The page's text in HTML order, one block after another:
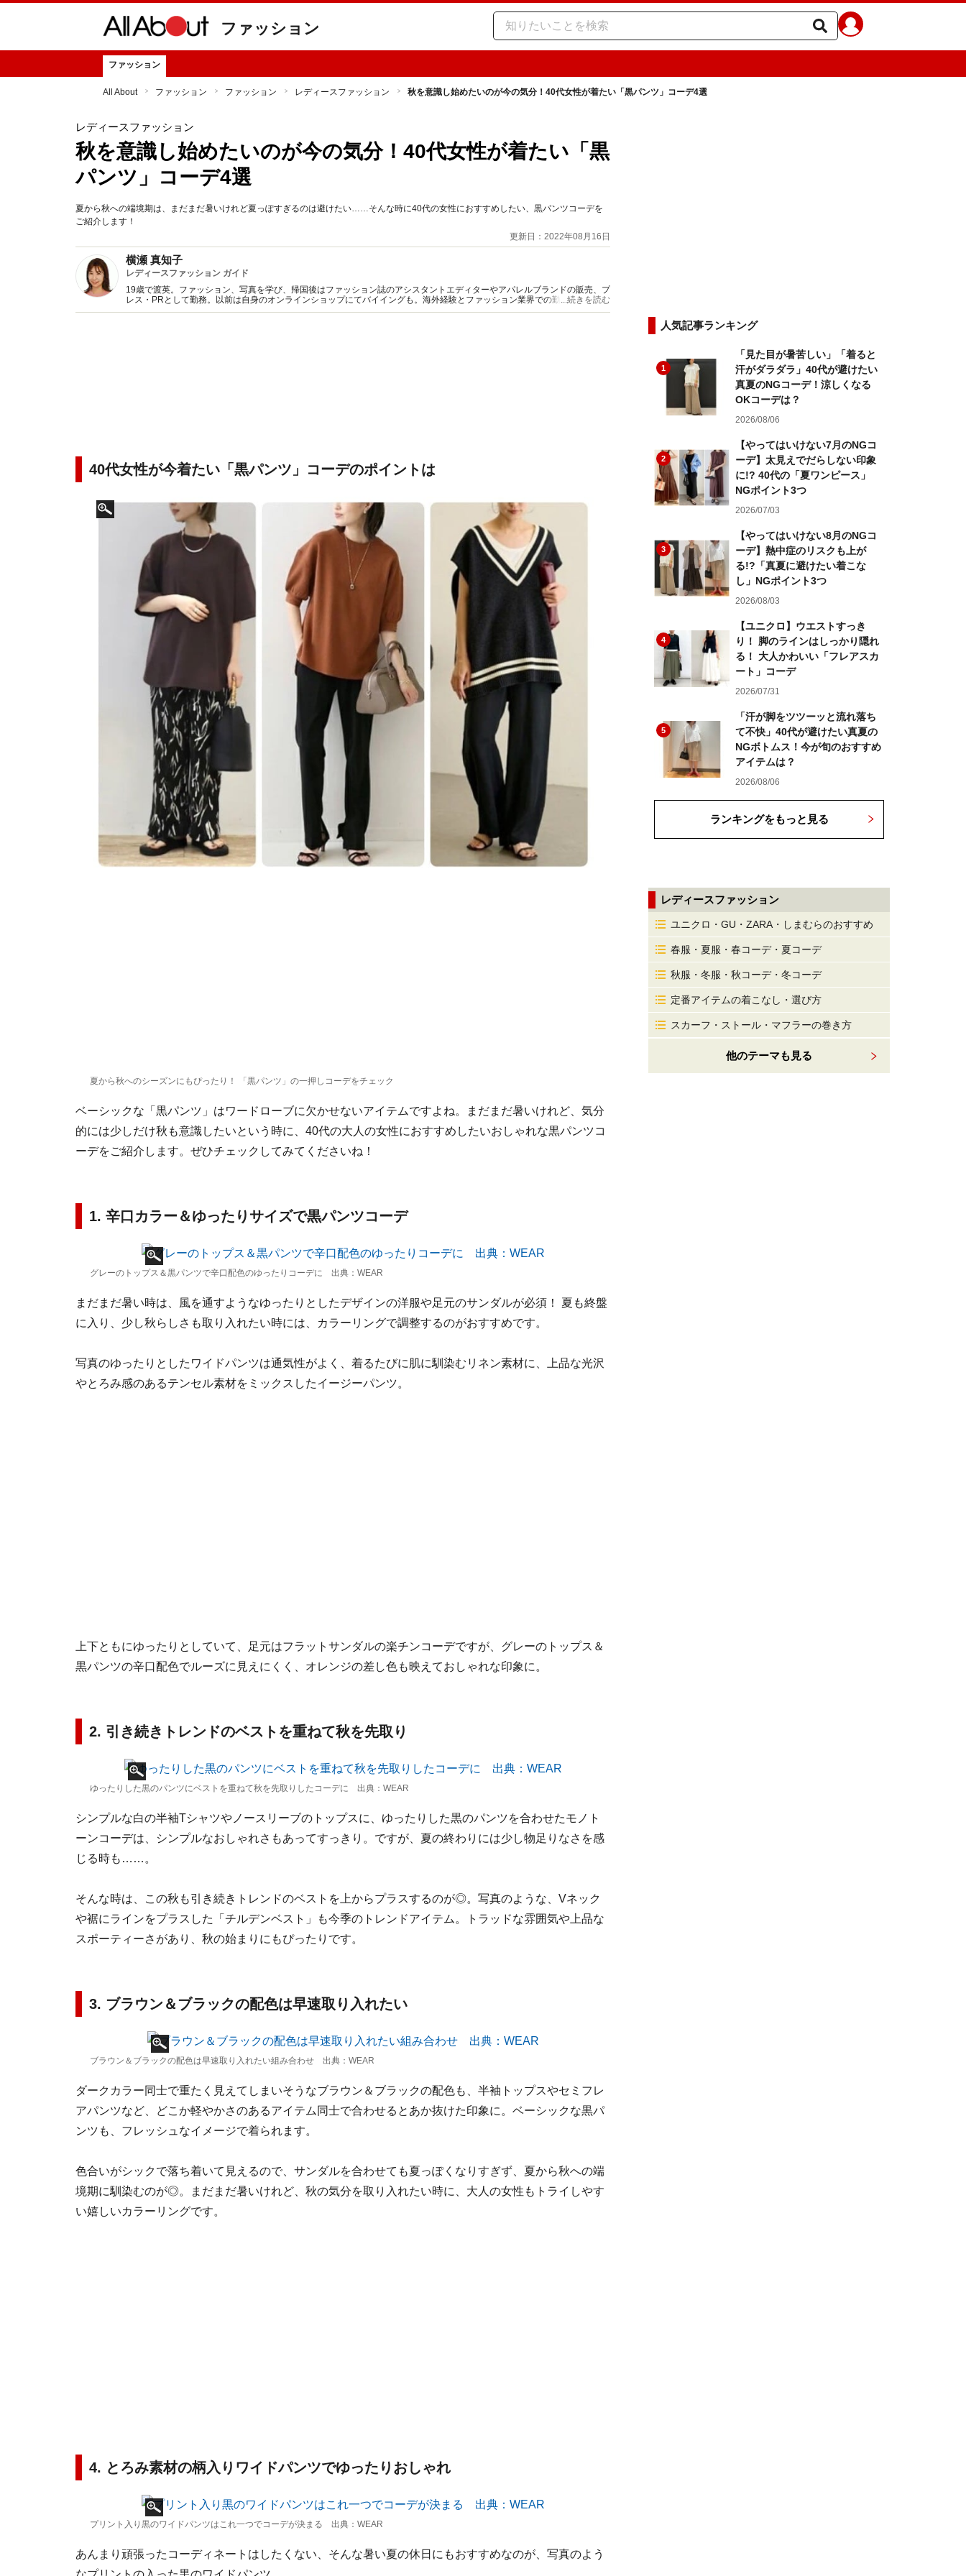
ファッション
ファッション
All About ファッション ファッション レディースファッション 秋を意識し始めたいのが今の気分！40代女性が着たい「黒パンツ」コーデ4選
レディースファッション
秋を意識し始めたいのが今の気分！40代女性が着たい「黒
パンツ」コーデ4選
夏から秋への端境期は、まだまだ暑いけれど夏っぽすぎるのは避けたい……そんな時に40代の女性におすすめしたい、黒パンツコーデを
ご紹介します！
更新日：2022年08月16日
横瀬 真知子
レディースファッション ガイド
19歳で渡英。ファッション、写真を学び、帰国後はファッション誌のアシスタントエディターやアパレルブランドの販売、プ
レス・PRとして勤務。以前は自身のオンラインショップにてバイイングも。海外経験とファッション業界での勤務経験から
得た知識をもとに、フレッシュなファッション情報をご提供します。
...続きを読む
40代女性が今着たい「黒パンツ」コーデのポイントは
夏から秋へのシーズンにもぴったり！ 「黒パンツ」の一押しコーデをチェック
ベーシックな「黒パンツ」はワードローブに欠かせないアイテムですよね。まだまだ暑いけれど、気分
的には少しだけ秋も意識したいという時に、40代の大人の女性におすすめしたいおしゃれな黒パンツコ
ーデをご紹介します。ぜひチェックしてみてくださいね！
1. 辛口カラー＆ゆったりサイズで黒パンツコーデ
グレーのトップス＆黒パンツで辛口配色のゆったりコーデに 出典：WEAR
まだまだ暑い時は、風を通すようなゆったりとしたデザインの洋服や足元のサンダルが必須！ 夏も終盤
に入り、少し秋らしさも取り入れたい時には、カラーリングで調整するのがおすすめです。
写真のゆったりとしたワイドパンツは通気性がよく、着るたびに肌に馴染むリネン素材に、上品な光沢
やとろみ感のあるテンセル素材をミックスしたイージーパンツ。
上下ともにゆったりとしていて、足元はフラットサンダルの楽チンコーデですが、グレーのトップス＆
黒パンツの辛口配色でルーズに見えにくく、オレンジの差し色も映えておしゃれな印象に。
2. 引き続きトレンドのベストを重ねて秋を先取り
ゆったりした黒のパンツにベストを重ねて秋を先取りしたコーデに 出典：WEAR
シンプルな白の半袖Tシャツやノースリーブのトップスに、ゆったりした黒のパンツを合わせたモノト
ーンコーデは、シンプルなおしゃれさもあってすっきり。ですが、夏の終わりには少し物足りなさを感
じる時も……。
そんな時は、この秋も引き続きトレンドのベストを上からプラスするのが◎。写真のような、Vネック
や裾にラインをプラスした「チルデンベスト」も今季のトレンドアイテム。トラッドな雰囲気や上品な
スポーティーさがあり、秋の始まりにもぴったりです。
3. ブラウン＆ブラックの配色は早速取り入れたい
ブラウン＆ブラックの配色は早速取り入れたい組み合わせ 出典：WEAR
ダークカラー同士で重たく見えてしまいそうなブラウン＆ブラックの配色も、半袖トップスやセミフレ
アパンツなど、どこか軽やかさのあるアイテム同士で合わせるとあか抜けた印象に。ベーシックな黒パ
ンツも、フレッシュなイメージで着られます。
色合いがシックで落ち着いて見えるので、サンダルを合わせても夏っぽくなりすぎず、夏から秋への端
境期に馴染むのが◎。まだまだ暑いけれど、秋の気分を取り入れたい時に、大人の女性もトライしやす
い嬉しいカラーリングです。
4. とろみ素材の柄入りワイドパンツでゆったりおしゃれ
プリント入り黒のワイドパンツはこれ一つでコーデが決まる 出典：WEAR
あんまり頑張ったコーディネートはしたくない、そんな暑い夏の休日にもおすすめなのが、写真のよう
人気記事ランキング
1
「見た目が暑苦しい」「着ると
汗がダラダラ」40代が避けたい
真夏のNGコーデ！涼しくなる
OKコーデは？
2026/08/06
2
【やってはいけない7月のNGコ
ーデ】太見えでだらしない印象
に!? 40代の「夏ワンピース」
NGポイント3つ
2026/07/03
3
【やってはいけない8月のNGコ
ーデ】熱中症のリスクも上が
る!?「真夏に避けたい着こな
し」NGポイント3つ
2026/08/03
4
【ユニクロ】ウエストすっき
り！ 脚のラインはしっかり隠れ
る！ 大人かわいい「フレアスカ
ート」コーデ
2026/07/31
5
「汗が脚をツツーッと流れ落ち
て不快」40代が避けたい真夏の
NGボトムス！今が旬のおすすめ
アイテムは？
2026/08/06
ランキングをもっと見る
レディースファッション
ユニクロ・GU・ZARA・しまむらのおすすめ
春服・夏服・春コーデ・夏コーデ
秋服・冬服・秋コーデ・冬コーデ
定番アイテムの着こなし・選び方
スカーフ・ストール・マフラーの巻き方
他のテーマも見る